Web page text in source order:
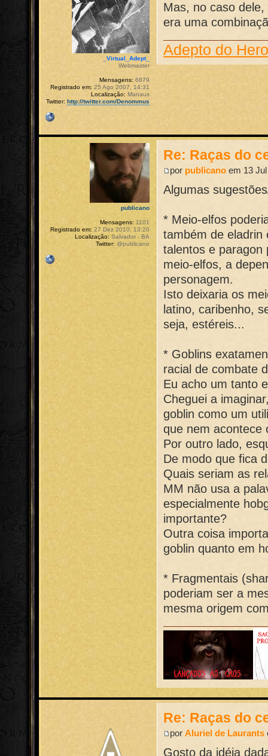
Mas, no caso
era uma
Adepto do
_Virtual_Adept_
Webmaster
Mensagens: 6879
Registrado em: 25 Ago 2007, 14:31
Localização: Manaus
Twitter: http://twitter.com/Denommus
Re: Raças do
por publicano em 13
Algumas
* Meio-elfos
também de eladrin
talentos e paragon
meio-elfos, a
personagem.
Isto deixaria os
latino, caribenho,
seja, estéreis...
* Goblins
racial de combate
Eu acho um tanto
Cheguei a
goblin como um
que nem acontece
Por outro lado,
De modo que fica
Quais seriam as
MM não usa a
especialmente
importante?
Outra coisa
goblin quanto em
* Fragmentais
poderiam ser a
mesma origem
publicano
Mensagens: 1101
Registrado em: 27 Dez 2010, 13:20
Localização: Salvador - BA
Twitter: @publicano
Re: Raças do
porAluriel de Laurants
Gosto da idéia